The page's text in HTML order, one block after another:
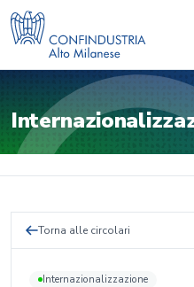
Torna alle circolari
Internazionalizzazione